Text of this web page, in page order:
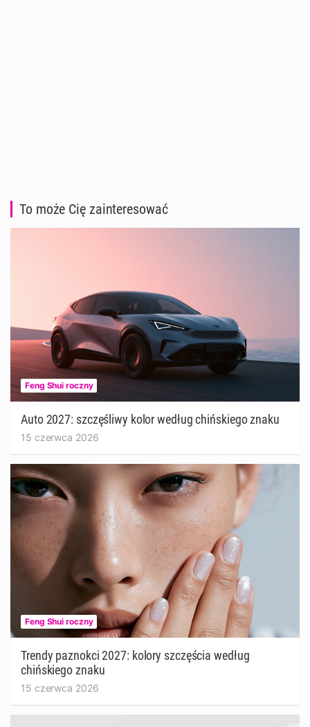
To może Cię zainteresować
Feng Shui roczny
Auto 2027: szczęśliwy kolor według chińskiego znaku
15 czerwca 2026
Feng Shui roczny
Trendy paznokci 2027: kolory szczęścia według
chińskiego znaku
15 czerwca 2026